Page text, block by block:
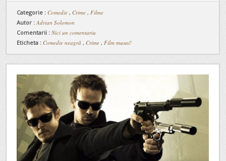
Categorie : Comedie , Crime , Filme
Autor : Adrian Solomon
Comentarii : Nici un comentariu
Eticheta : Comedie neagră , Crime , Film musai!